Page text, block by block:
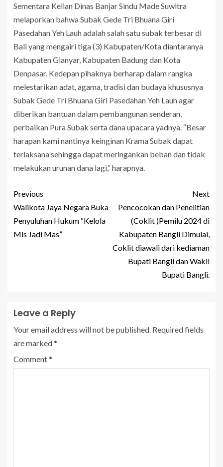
Sementara Kelian Dinas Banjar Sindu Made Suwitra
melaporkan bahwa Subak Gede Tri Bhuana Giri
Pasedahan Yeh Lauh adalah salah satu subak terbesar di
Bali yang mengairi tiga (3) Kabupaten/Kota diantaranya
Kabupaten Gianyar, Kabupaten Badung dan Kota
Denpasar. Kedepan pihaknya berharap dalam rangka
melestarikan adat, agama, tradisi dan budaya khususnya
Subak Gede Tri Bhuana Giri Pasedahan Yeh Lauh agar
diberikan bantuan dalam pembangunan senderan,
perbaikan Pura Subak serta dana upacara yadnya. “Besar
harapan kami nantinya keinginan Krama Subak dapat
terlaksana sehingga dapat meringankan beban dan tidak
melakukan urunan dana lagi,” harapnya.
Previous
Walikota Jaya Negara Buka
Penyuluhan Hukum “Kelola
Mis Jadi Mas”
Next
Pencocokan dan Penelitian
(Coklit )Pemilu 2024 di
Kabupaten Bangli Dimulai,
Coklit diawali dari kediaman
Bupati Bangli dan Wakil
Bupati Bangli.
Leave a Reply
Your email address will not be published. Required fields
are marked*
Comment*